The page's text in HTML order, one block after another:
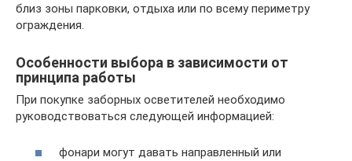
близ зоны парковки, отдыха или по всему периметру
ограждения.
Особенности выбора в зависимости от
принципа работы
При покупке заборных осветителей необходимо
руководствоваться следующей информацией:
фонари могут давать направленный или